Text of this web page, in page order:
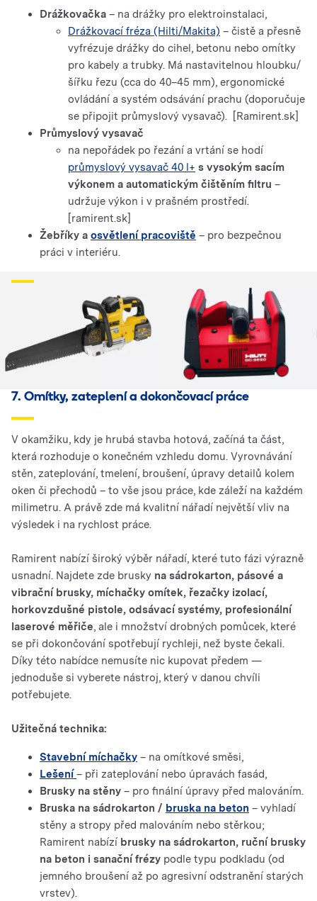
Drážkovačka – na drážky pro elektroinstalaci,
Drážkovací fréza (Hilti/Makita) – čistě a přesně
vyfrézuje drážky do cihel, betonu nebo omítky
pro kabely a trubky. Má nastavitelnou hloubku/
šířku řezu (cca do 40–45 mm), ergonomické
ovládání a systém odsávání prachu (doporučuje
se připojit průmyslový vysavač). [Ramirent.sk]
Průmyslový vysavač
na nepořádek po řezání a vrtání se hodí
průmyslový vysavač 40 l+ s vysokým sacím
výkonem a automatickým čištěním filtru –
udržuje výkon i v prašném prostředí.
[ramirent.sk]
Žebříky a osvětlení pracoviště – pro bezpečnou
práci v interiéru.
7. Omítky, zateplení a dokončovací práce
V okamžiku, kdy je hrubá stavba hotová, začíná ta část,
která rozhoduje o konečném vzhledu domu. Vyrovnávání
stěn, zateplování, tmelení, broušení, úpravy detailů kolem
oken či přechodů – to vše jsou práce, kde záleží na každém
milimetru. A právě zde má kvalitní nářadí největší vliv na
výsledek i na rychlost práce.
Ramirent nabízí široký výběr nářadí, které tuto fázi výrazně
usnadní. Najdete zde brusky na sádrokarton, pásové a
vibrační brusky, míchačky omítek, řezačky izolací,
horkovzdušné pistole, odsávací systémy, profesionální
laserové měřiče, ale i množství drobných pomůcek, které
se při dokončování spotřebují rychleji, než byste čekali.
Díky této nabídce nemusíte nic kupovat předem —
jednoduše si vyberete nástroj, který v danou chvíli
potřebujete.
Užitečná technika:
Stavební míchačky – na omítkové směsi,
Lešení – při zateplování nebo úpravách fasád,
Brusky na stěny – pro finální úpravy před malováním.
Bruska na sádrokarton / bruska na beton – vyhladí
stěny a stropy před malováním nebo stěrkou;
Ramirent nabízí brusky na sádrokarton, ruční brusky
na beton i sanační frézy podle typu podkladu (od
jemného broušení až po agresivní odstranění starých
vrstev).